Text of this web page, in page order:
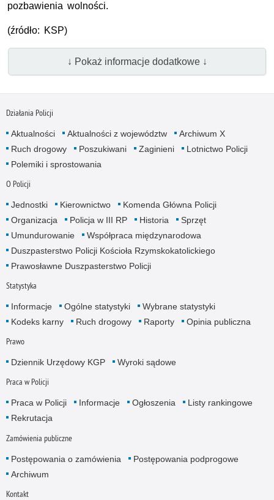
pozbawienia wolności.
(źródło: KSP)
↓ Pokaż informacje dodatkowe ↓
Działania Policji
Aktualności Aktualności z województw
Archiwum X
Ruch drogowy
Poszukiwani Zaginieni
Lotnictwo Policji
Polemiki i sprostowania
O Policji
Jednostki Kierownictwo
Komenda Główna Policji
Organizacja
Policja w III RP Historia
Sprzęt
Umundurowanie
Współpraca międzynarodowa
Duszpasterstwo Policji Kościoła Rzymskokatolickiego
Prawosławne Duszpasterstwo Policji
Statystyka
Informacje Ogólne statystyki
Wybrane statystyki
Kodeks karny
Ruch drogowy Raporty Opinia publiczna
Prawo
Dziennik Urzędowy KGP Wyroki sądowe
Praca w Policji
Praca w Policji Informacje Ogłoszenia
Listy rankingowe
Rekrutacja
Zamówienia publiczne
Postępowania o zamówienia
Postępowania podprogowe
Archiwum
Kontakt